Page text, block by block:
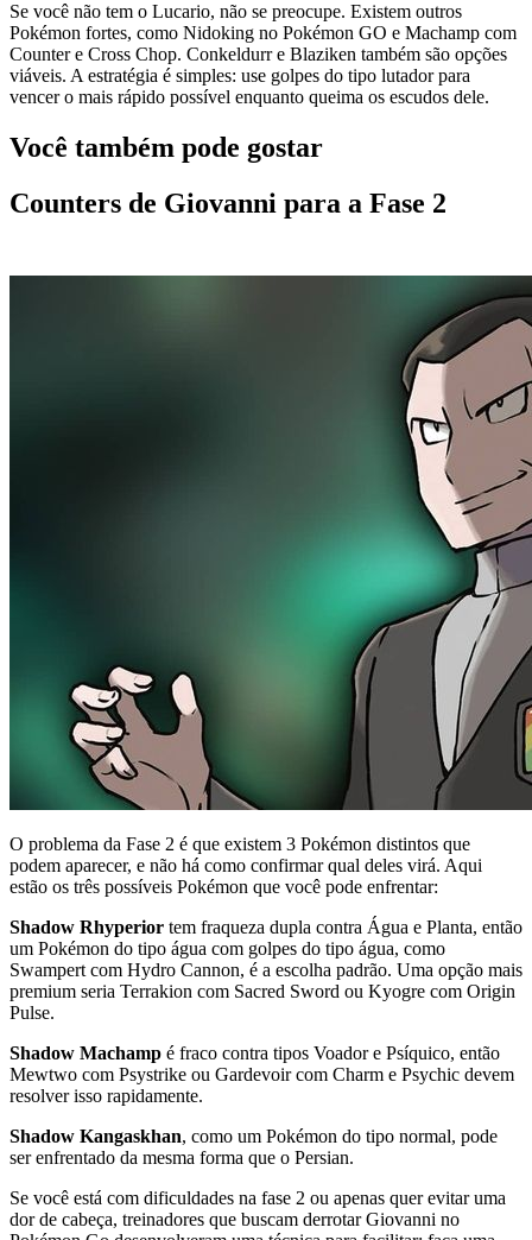
Se você não tem o Lucario, não se preocupe. Existem outros
Pokémon fortes, como Nidoking no Pokémon GO e Machamp com
Counter e Cross Chop. Conkeldurr e Blaziken também são opções
viáveis. A estratégia é simples: use golpes do tipo lutador para
vencer o mais rápido possível enquanto queima os escudos dele.
Você também pode gostar
Counters de Giovanni para a Fase 2
O problema da Fase 2 é que existem 3 Pokémon distintos que
podem aparecer, e não há como confirmar qual deles virá. Aqui
estão os três possíveis Pokémon que você pode enfrentar:
Shadow Rhyperior tem fraqueza dupla contra Água e Planta, então
um Pokémon do tipo água com golpes do tipo água, como
Swampert com Hydro Cannon, é a escolha padrão. Uma opção mais
premium seria Terrakion com Sacred Sword ou Kyogre com Origin
Pulse.
Shadow Machamp é fraco contra tipos Voador e Psíquico, então
Mewtwo com Psystrike ou Gardevoir com Charm e Psychic devem
resolver isso rapidamente.
Shadow Kangaskhan, como um Pokémon do tipo normal, pode
ser enfrentado da mesma forma que o Persian.
Se você está com dificuldades na fase 2 ou apenas quer evitar uma
dor de cabeça, treinadores que buscam derrotar Giovanni no